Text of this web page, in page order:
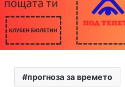
прогноза за времето